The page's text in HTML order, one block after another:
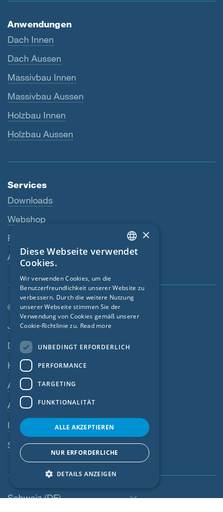
Anwendungen
Dach Innen
Dach Aussen
Massivbau Innen
Massivbau Aussen
Holzbau Innen
Holzbau Aussen
Services
Downloads
Webshop
Fachhändler
Ansprechperson
© SIGA 2026
Footer-Navigation
Jobs
Datenschutz
Kontakt
AGB
AEB
Impressum
SIGA-Meldesystem
Schweiz (DE)
ENGLISH
FRENCH
CZECH
NORWEGIAN
×
Diese Webseite verwendet
Cookies.
Wir verwenden Cookies, um die
Benutzerfreundlichkeit unserer Website zu
verbessern. Durch die weitere Nutzung
unserer Webseite stimmen Sie der
Verwendung von Cookies gemäß unserer
Cookie-Richtlinie zu. Read more
UNBEDINGT ERFORDERLICH
PERFORMANCE
TARGETING
FUNKTIONALITÄT
ALLE AKZEPTIEREN
NUR ERFORDERLICHE
DETAILS ANZEIGEN